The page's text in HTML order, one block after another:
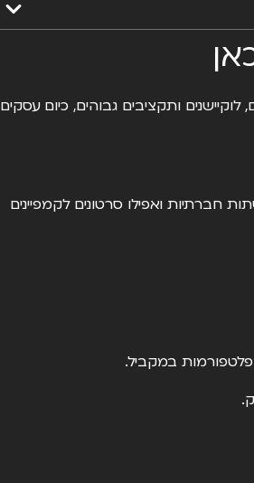
ותקציבים גבוהים, כיום עסקים
חברתיות ואפילו סרטונים לקמפיינים
פלטפורמות במקביל.